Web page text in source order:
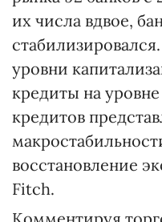
их числа вдвое,
уровни
кредиты на
кредитов
восстановление
Fitch.